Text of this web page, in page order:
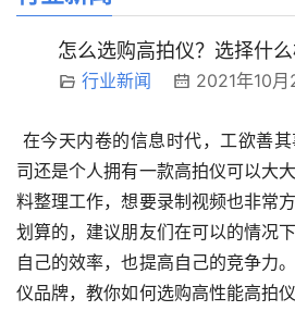
怎么选购高拍仪？选择什么
行业新闻 2021年10
在今天内卷的信息时代，工欲善
司还是个人拥有一款高拍仪可以大
料整理工作，想要录制视频也非常
划算的，建议朋友们在可以的情况
自己的效率，也提高自己的竞争力
仪品牌，教你如何选购高性能高拍